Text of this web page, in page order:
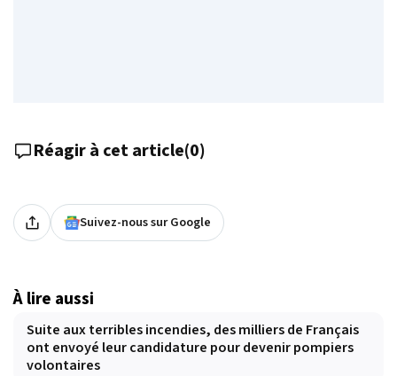
Réagir à cet article(0)
Suivez-nous sur Google
À lire aussi
Suite aux terribles incendies, des milliers de Français
ont envoyé leur candidature pour devenir pompiers
volontaires